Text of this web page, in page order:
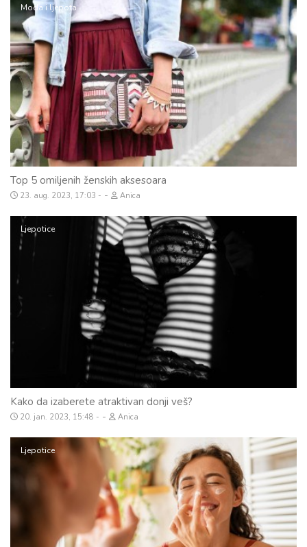
Moda i ljepota
Top 5 omiljenih ženskih aksesoara
23. aug. 2023, 17:03 - Anica
Ljepotice
Kako da izaberete atraktivan donji veš?
20. jan. 2023, 15:48 - Anica
Ljepotice